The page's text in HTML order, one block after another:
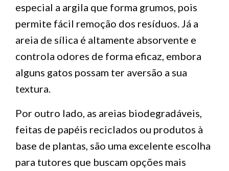
especial a argila que forma grumos, pois
permite fácil remoção dos resíduos. Já a
areia de sílica é altamente absorvente e
controla odores de forma eficaz, embora
alguns gatos possam ter aversão a sua
textura.
Por outro lado, as areias biodegradáveis,
feitas de papéis reciclados ou produtos à
base de plantas, são uma excelente escolha
para tutores que buscam opções mais